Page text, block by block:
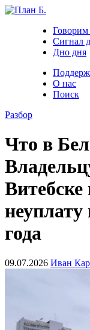
Сигнал
Дно дня
О нас
Поиск
Разбор
Что в
неуплату
года
09.07.2026 Иван